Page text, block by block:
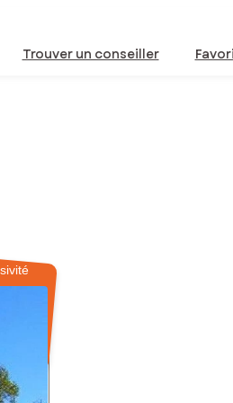
Trouver un conseiller